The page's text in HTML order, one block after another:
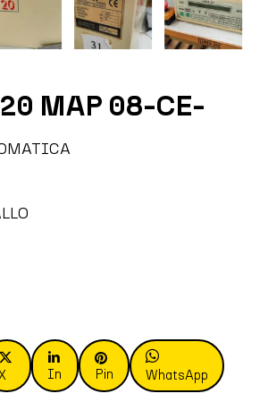
MAP 08-CE-
In Pin WhatsApp